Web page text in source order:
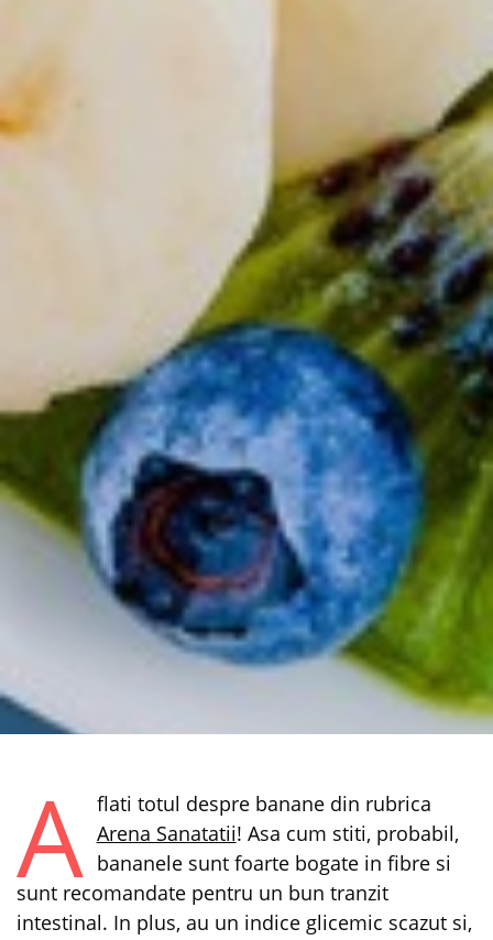
A flati totul despre banane din rubrica
Arena Sanatatii! Asa cum stiti, probabil,
bananele sunt foarte bogate in fibre si
sunt recomandate pentru un bun tranzit
intestinal. In plus, au un indice glicemic scazut si,